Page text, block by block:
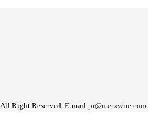
All Right Reserved. E-mail:pr@merxwire.com